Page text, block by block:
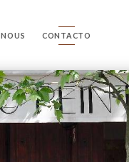
CONTACTO